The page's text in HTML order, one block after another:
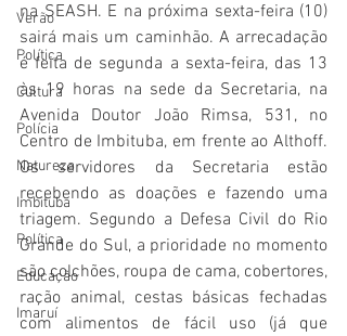
Verão
Política
Cultura
Polícia
Natureza
Imbituba
Política
Educação
Imaruí
na SEASH. E na próxima sexta-feira (10)
sairá mais um caminhão. A arrecadação
é feita de segunda a sexta-feira, das 13
às 19 horas na sede da Secretaria, na
Avenida Doutor João Rimsa, 531, no
Centro de Imbituba, em frente ao Althoff.
Os servidores da Secretaria estão
recebendo as doações e fazendo uma
triagem. Segundo a Defesa Civil do Rio
Grande do Sul, a prioridade no momento
são colchões, roupa de cama, cobertores,
ração animal, cestas básicas fechadas
com alimentos de fácil uso (já que